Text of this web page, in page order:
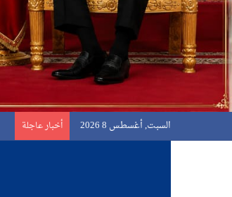
السبت, أغسطس 8 2026 أخبار عاجلة